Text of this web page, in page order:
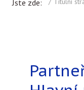
Jste zde: